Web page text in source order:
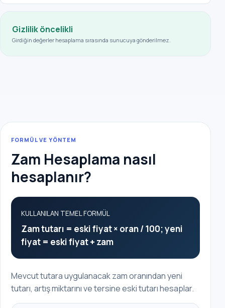
Gizlilik öncelikli
Girdiğin değerler hesaplama sırasında sunucuya gönderilmez.
FORMÜL VE YÖNTEM
Zam Hesaplama nasıl
hesaplanır?
KULLANILAN TEMEL FORMÜL
Zam tutarı = eski fiyat × oran / 100; yeni
fiyat = eski fiyat + zam
Mevcut tutara uygulanacak zam oranından yeni
tutarı, artış miktarını ve tersine eski tutarı hesaplar.